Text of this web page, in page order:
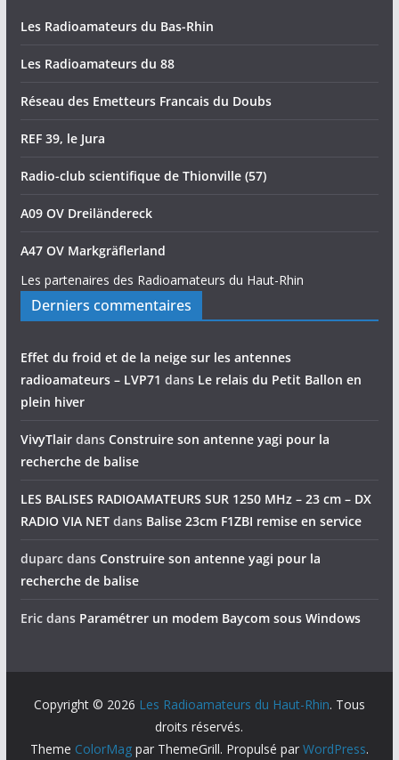
Les Radioamateurs du Bas-Rhin
Les Radioamateurs du 88
Réseau des Emetteurs Francais du Doubs
REF 39, le Jura
Radio-club scientifique de Thionville (57)
A09 OV Dreiländereck
A47 OV Markgräflerland
Les partenaires des Radioamateurs du Haut-Rhin
Derniers commentaires
Effet du froid et de la neige sur les antennes
radioamateurs – LVP71 dans Le relais du Petit Ballon en
plein hiver
VivyTlairdans Construire son antenne yagi pour la
recherche de balise
LES BALISES RADIOAMATEURS SUR 1250 MHz – 23 cm – DX
RADIO VIA NETdans Balise 23cm F1ZBI remise en service
duparcdans Construire son antenne yagi pour la
recherche de balise
Ericdans Paramétrer un modem Baycom sous Windows
Copyright © 2026 Les Radioamateurs du Haut-Rhin. Tous
droits réservés.
Theme ColorMagpar ThemeGrill. Propulsé par WordPress.